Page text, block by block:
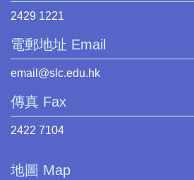
2429 1221
電郵地址 Email
email@slc.edu.hk
傳真 Fax
2422 7104
地圖 Map